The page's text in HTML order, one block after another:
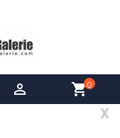
 shopping_cart0
x